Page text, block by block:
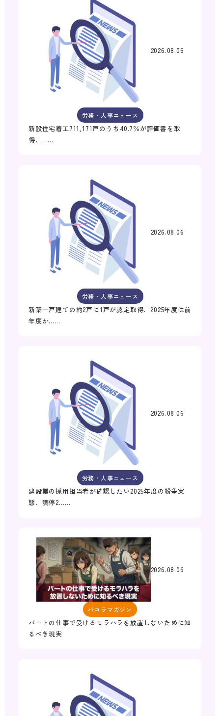
2026.08.06
労務・人事ニュース
新設住宅着工711,171戸のうち40.7％が評価書を取
得、……
2026.08.06
労務・人事ニュース
新築一戸建ての約2戸に1戸が認定取得、2025年度は前
年度か……
2026.08.06
労務・人事ニュース
建設業の採用担当者が確認したい2025年度の紛争実
態、調停2……
2026.08.06
パコラマガジン
パートの仕事で受けるモラハラを放置しないために知
るべき現実